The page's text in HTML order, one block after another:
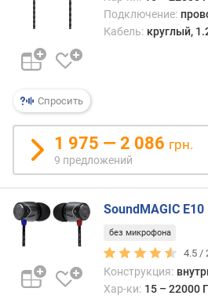
е
л
н
о
с
т
ь
(
д
Б
в
е
Спросить
Подключение:
Кабель: круглый,
1 975 — 2 086 грн.
9 предложений
SoundMAGIC E10
без микрофона
4.5 /
Конструкция:
Хар-ки: 15 – 22000